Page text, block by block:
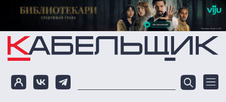
Перейти к основному содержанию